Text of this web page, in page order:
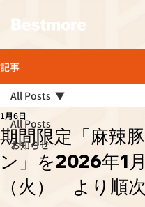
記事
All Posts
お知らせ
All Posts
期間限定「麻辣
ン」を2026年1
（火） より順
1月6日